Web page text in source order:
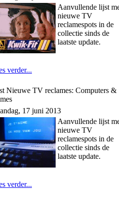
Aanvullende lijst
nieuwe TV
reclamespots in de
collectie sinds de
laatste update.
verder...
Nieuwe TV reclames: Computers &
17 juni 2013
Aanvullende lijst
nieuwe TV
reclamespots in de
collectie sinds de
laatste update.
verder...